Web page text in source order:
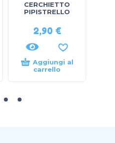
CERCHIETTO
PIPISTRELLO
2,90 €
Aggiungi al
carrello